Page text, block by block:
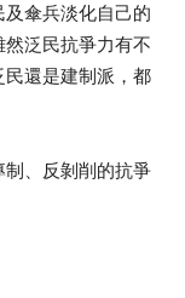
傘兵淡化自己的
泛民抗爭力有不
還是建制派，都
、反剝削的抗爭